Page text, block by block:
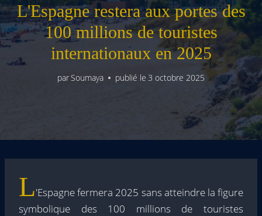
L'Espagne restera aux portes des
100 millions de touristes
internationaux en 2025
parSoumaya publié le 3 octobre 2025
L'Espagne fermera 2025 sans atteindre la figure
symbolique des 100 millions de touristes